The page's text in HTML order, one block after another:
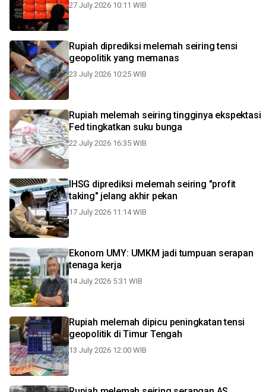
27 July 2026 10:11 WIB
Rupiah diprediksi melemah seiring tensi
geopolitik yang memanas
23 July 2026 10:25 WIB
Rupiah melemah seiring tingginya ekspektasi
Fed tingkatkan suku bunga
22 July 2026 16:35 WIB
IHSG diprediksi melemah seiring "profit
taking" jelang akhir pekan
17 July 2026 11:14 WIB
Ekonom UMY: UMKM jadi tumpuan serapan
tenaga kerja
14 July 2026 5:31 WIB
Rupiah melemah dipicu peningkatan tensi
geopolitik di Timur Tengah
13 July 2026 12:00 WIB